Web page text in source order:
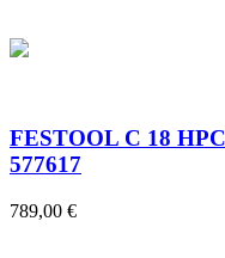
FESTOOL C 18
577617
789,00 €